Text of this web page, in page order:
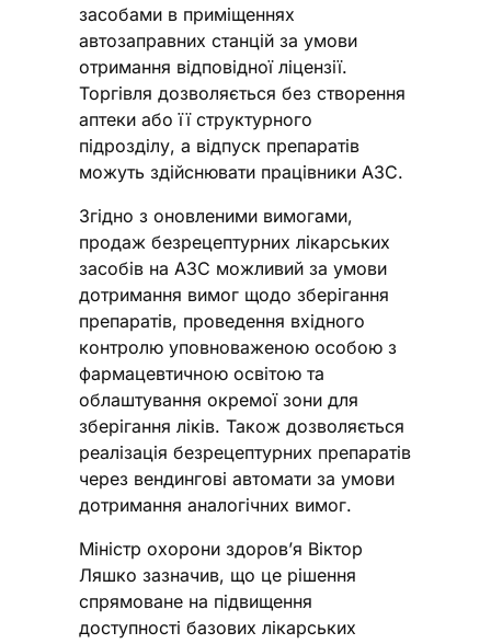
засобами в приміщеннях
автозаправних станцій за умови
отримання відповідної ліцензії.
Торгівля дозволяється без створення
аптеки або її структурного
підрозділу, а відпуск препаратів
можуть здійснювати працівники АЗС.
Згідно з оновленими вимогами,
продаж безрецептурних лікарських
засобів на АЗС можливий за умови
дотримання вимог щодо зберігання
препаратів, проведення вхідного
контролю уповноваженою особою з
фармацевтичною освітою та
облаштування окремої зони для
зберігання ліків. Також дозволяється
реалізація безрецептурних препаратів
через вендингові автомати за умови
дотримання аналогічних вимог.
Міністр охорони здоров’я Віктор
Ляшко зазначив, що це рішення
спрямоване на підвищення
доступності базових лікарських